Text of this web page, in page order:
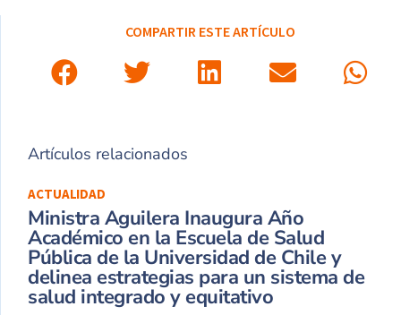
COMPARTIR ESTE ARTÍCULO
Artículos relacionados
ACTUALIDAD
Ministra Aguilera Inaugura Año
Académico en la Escuela de Salud
Pública de la Universidad de Chile y
delinea estrategias para un sistema de
salud integrado y equitativo